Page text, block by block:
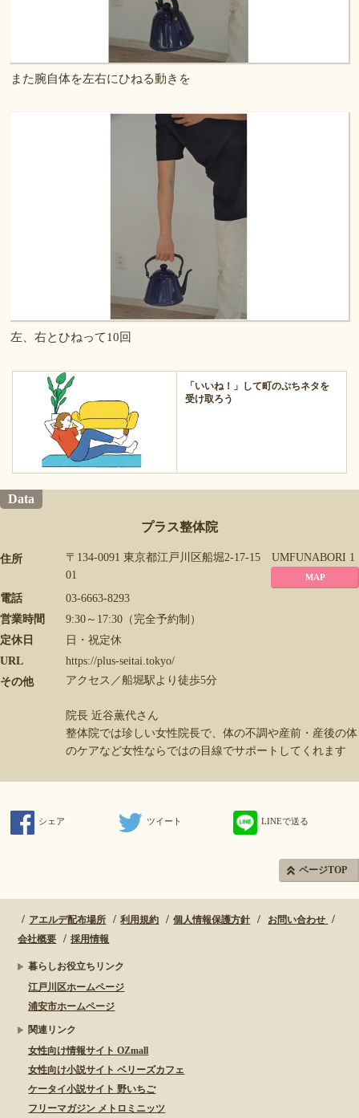
また腕自体を左右にひねる動きを
左、右とひねって10回
「いいね！」して町のぷちネタを
受け取ろう
Data
プラス整体院
住所
〒134-0091 東京都江戸川区船堀2-17-15 UMFUNABORI 1
01
MAP
電話
03-6663-8293
営業時間
9:30～17:30（完全予約制）
定休日
日・祝定休
URL
https://plus-seitai.tokyo/
その他
アクセス／船堀駅より徒歩5分
院長 近谷薫代さん
整体院では珍しい女性院長で、体の不調や産前・産後の体
のケアなど女性ならではの目線でサポートしてくれます
シェア ツイート LINEで送る
ページTOP
アエルデ配布場所 利用規約 個人情報保護方針
お問い合わせ
会社概要
採用情報
暮らしお役立ちリンク
江戸川区ホームページ
浦安市ホームページ
関連リンク
女性向け情報サイト OZmall
女性向け小説サイト ベリーズカフェ
ケータイ小説サイト 野いちご
フリーマガジン メトロミニッツ